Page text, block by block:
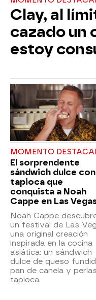
Clay, al
cazado un
estoy
MOMENTO
El sorprendente
sándwich dulce con
tapioca que
conquista a Noah
Cappe en Las
Noah Cappe
un festival de Las
una original creación
inspirada en la cocina
asiática: un sándwich
dulce de queso
pan de canela y
tapioca.